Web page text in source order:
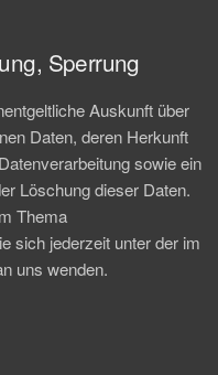
Sperrung
Auskunft über
Daten, deren Herkunft
sowie ein
Löschung dieser Daten.
Thema
sich jederzeit unter der im
uns wenden.